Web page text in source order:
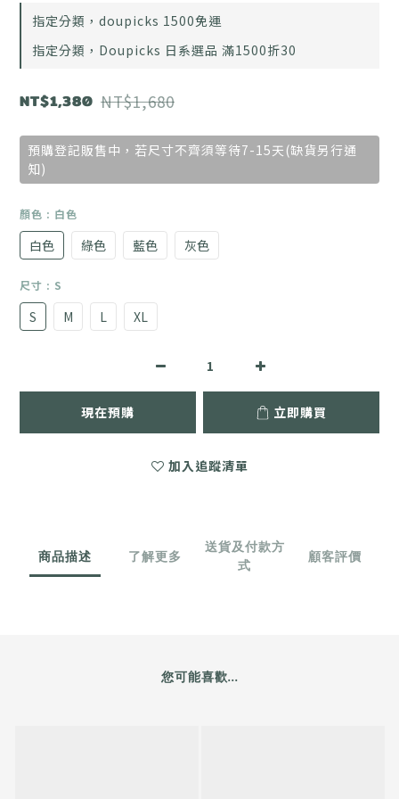
指定分類，doupicks 1500免運
指定分類，Doupicks 日系選品 滿1500折30
NT$1,380 NT$1,680
預購登記販售中，若尺寸不齊須等待7-15天(缺貨另行通
知)
顏色 : 白色
白色 綠色 藍色 灰色
尺寸 : S
S M L XL
現在預購 立即購買
加入追蹤清單
商品描述 了解更多
送貨及付款方
式
顧客評價
您可能喜歡...